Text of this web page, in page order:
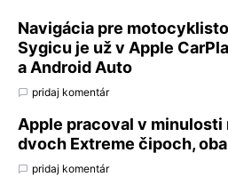
Navigácia pre
Sygicu je už v Apple
a Android Auto
pridaj komentár
Apple pracoval v minulosti
dvoch Extreme čipoch,
pridaj komentár